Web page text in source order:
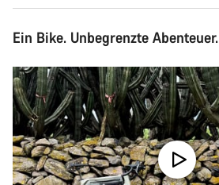
Ein Bike. Unbegrenzte Abenteuer.